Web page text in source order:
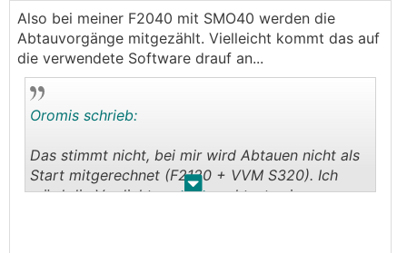
──────..
Akani schrieb:
Ich würde fast behaupten dass alles normal
abläuft.
Heiztakte, Abttauen. Der starke Abfall oben der
die Leistung nicht gereicht hat weil du ja
begrenzt hast.
Also bei meiner F2040 mit SMO40 werden die
Abtauvorgänge mitgezählt. Vielleicht kommt das auf
die verwendete Software drauf an...
. .
Oromis schrieb:
Das stimmt nicht, bei mir wird Abtauen nicht als
Start mitgerechnet (F2120 + VVM S320). Ich
würd die Verdichtersperre mal testweise